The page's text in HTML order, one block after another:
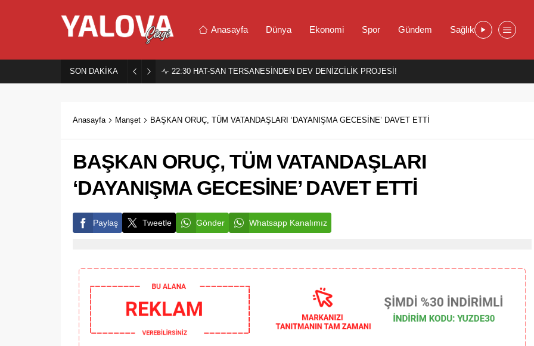
Anasayfa Dünya Ekonomi Spor Gündem Sağlık
SON DAKİKA 22:30 HAT-SAN TERSANESİNDEN DEV DENİZCİLİK PROJESİ!
Anasayfa Manşet BAŞKAN ORUÇ, TÜM VATANDAŞLARI ‘DAYANIŞMA GECESİNE’ DAVET ETTİ
BAŞKAN ORUÇ, TÜM VATANDAŞLARI
‘DAYANIŞMA GECESİNE’ DAVET ETTİ
Paylaş Tweetle Gönder Whatsapp Kanalımız